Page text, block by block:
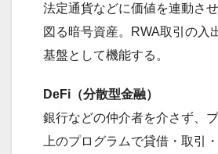
法定通貨などに価値を連動さ
図る暗号資産。RWA取引の入
基盤として機能する。
DeFi（分散型金融）
銀行などの仲介者を介さず、
上のプログラムで貸借・取引